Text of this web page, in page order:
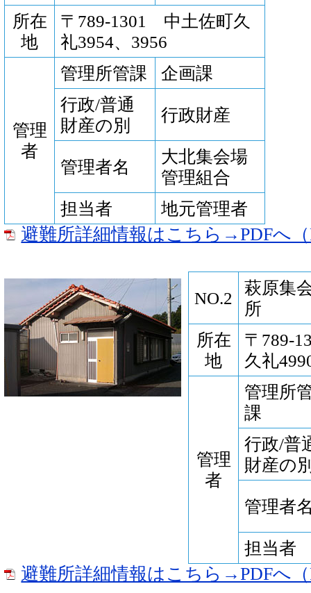
所在
地
〒789-1301 中土佐町久
礼3954、3956
管理
者
管理所管課
企画課
行政/普通
財産の別
行政財産
管理者名
大北集会場
管理組合
担当者
地元管理者
避難所詳細情報はこちら→PDFへ（
NO.2
萩原集
所
所在
地
〒789-
久礼
管理
者
管理所
課
行政/普
財産の
管理者
担当者
避難所詳細情報はこちら→PDFへ（